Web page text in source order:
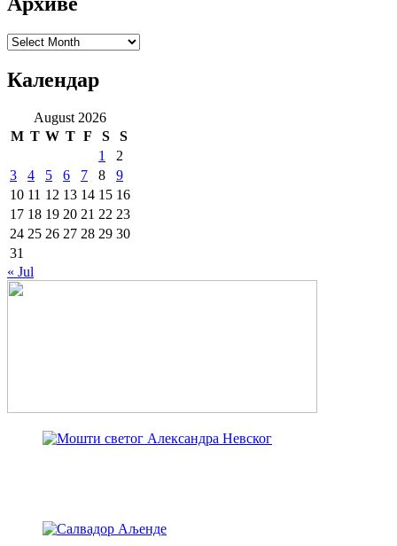
Архиве
Календар
August 2026
M T W T F S
S
1
2
3
4 5 6 7 8
9
10 11 12 13 14 15 16
17 18 19 20 21 22 23
24 25 26 27 28 29 30
31
« Jul